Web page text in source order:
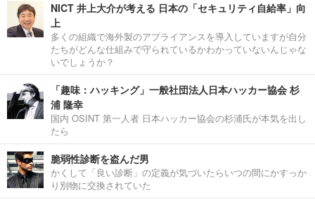
NICT 井上大介が考える 日本の「セキュリティ自給率」向
上
多くの組織で海外製のアプライアンスを導入していますが自分
たちがどんな仕組みで守られているかわかっていないんじゃな
いでしょうか？
「趣味：ハッキング」一般社団法人日本ハッカー協会 杉
浦 隆幸
国内 OSINT 第一人者 日本ハッカー協会の杉浦氏が本気を出し
たら
脆弱性診断を盗んだ男
かくして「良い診断」の定義が気づいたらいつの間にかすっか
り別物に交換されていた